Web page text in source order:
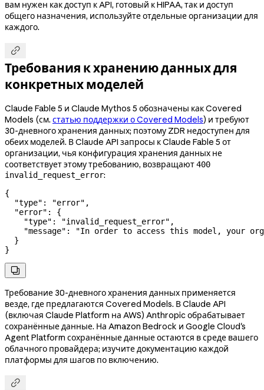
вам нужен как доступ к API, готовый к HIPAA, так и доступ
общего назначения, используйте отдельные организации для
каждого.

Требования к хранению данных для
конкретных моделей
Claude Fable 5 и Claude Mythos 5 обозначены как Covered
Models (см. статью поддержки о Covered Models) и требуют
30-дневного хранения данных; поэтому ZDR недоступен для
обеих моделей. В Claude API запросы к Claude Fable 5 от
организации, чья конфигурация хранения данных не
соответствует этому требованию, возвращают400
invalid_request_error:
{
  "type"
: "error" ,
  "error"
: {
    "type"
: "invalid_request_error" ,
    "message"
:
"In order to access this model, your
  }
}

Требование 30-дневного хранения данных применяется
везде, где предлагаются Covered Models. В Claude API
(включая Claude Platform на AWS) Anthropic обрабатывает
сохранённые данные. На Amazon Bedrock и Google Cloud's
Agent Platform сохранённые данные остаются в среде вашего
облачного провайдера; изучите документацию каждой
платформы для шагов по включению.
